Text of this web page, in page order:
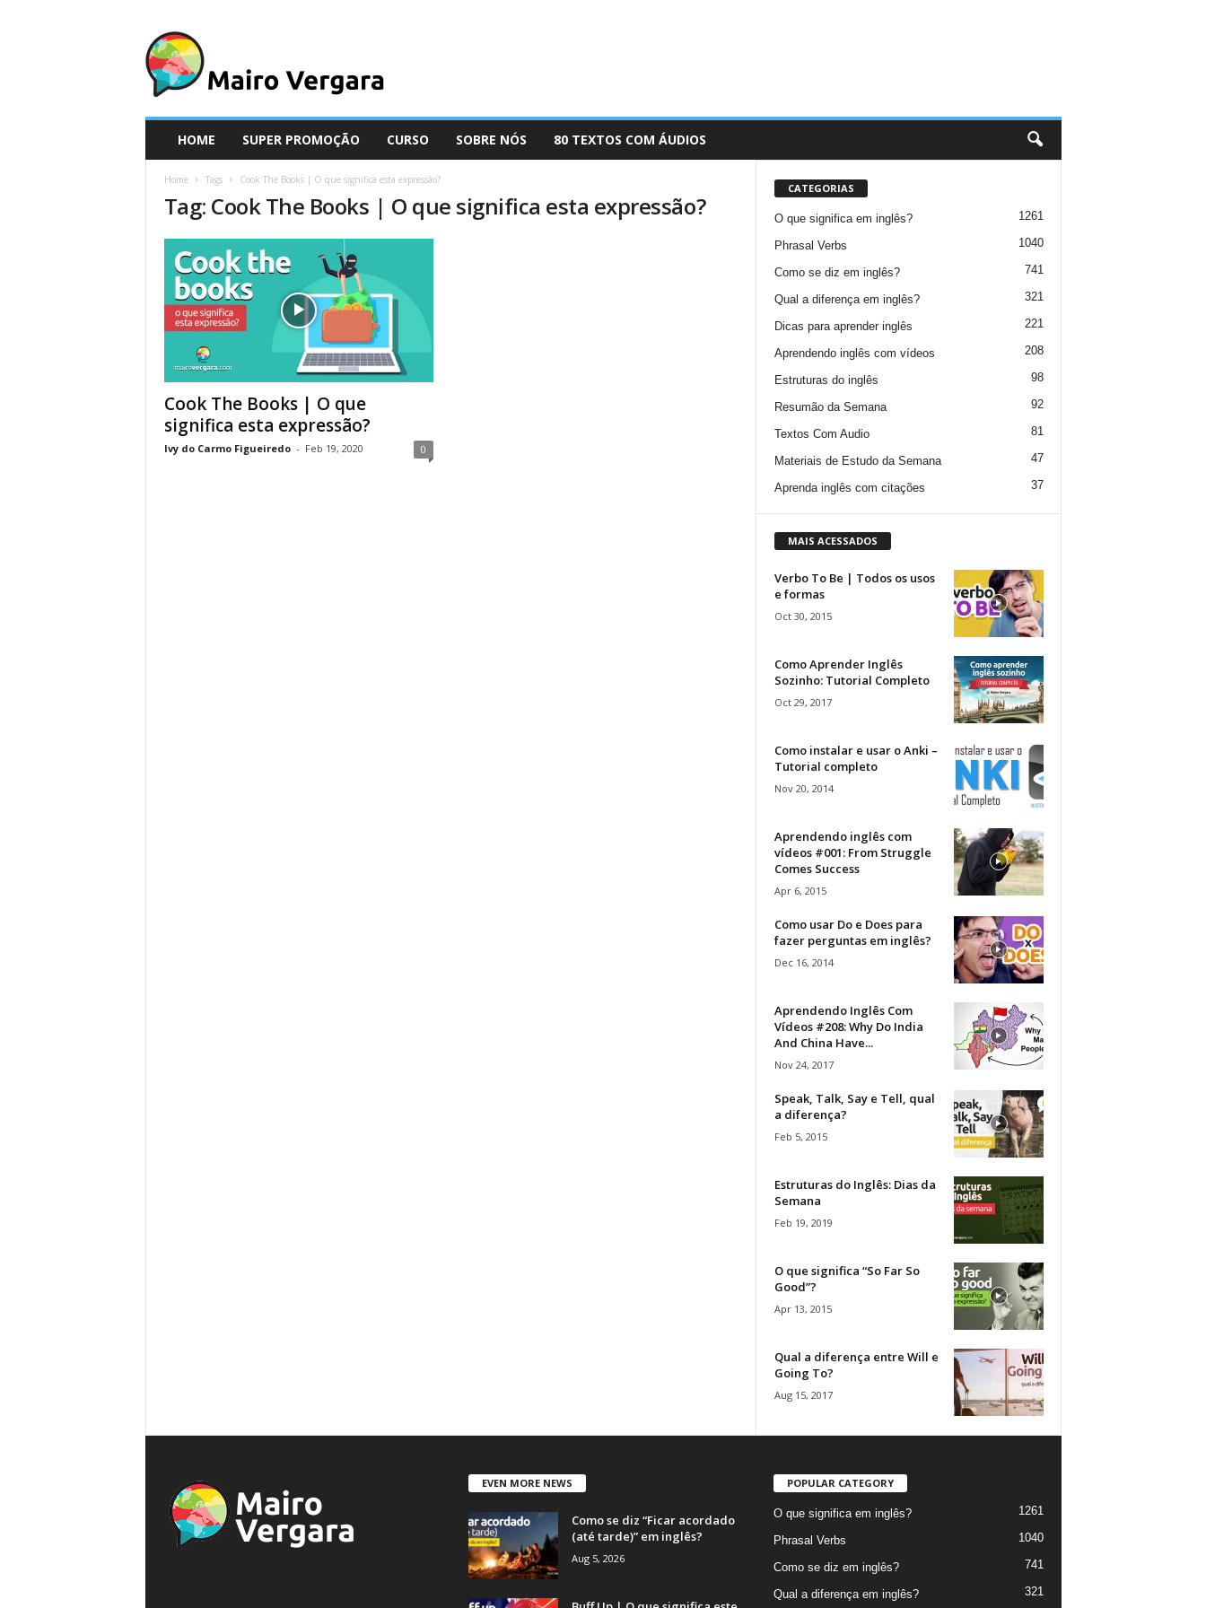
i
r
HOME SUPER PROMOÇÃO CURSO SOBRE NÓS 80 TEXTOS COM ÁUDIOS
Home Tags Cook The Books | O que significa esta expressão?
Tag: Cook The Books | O que significa esta expressão?
Cook The Books | O que
significa esta expressão?
Ivy do Carmo Figueiredo - Feb 19, 2020 0
CATEGORIAS
O que significa em inglês? 1261
Phrasal Verbs 1040
Como se diz em inglês? 741
Qual a diferença em inglês? 321
Dicas para aprender inglês 221
Aprendendo inglês com vídeos 208
Estruturas do inglês 98
Resumão da Semana 92
Textos Com Audio 81
Materiais de Estudo da Semana 47
Aprenda inglês com citações 37
MAIS ACESSADOS
Verbo To Be | Todos os usos
e formas
Oct 30, 2015
Como Aprender Inglês
Sozinho: Tutorial Completo
Oct 29, 2017
Como instalar e usar o Anki –
Tutorial completo
Nov 20, 2014
Aprendendo inglês com
vídeos #001: From Struggle
Comes Success
Apr 6, 2015
Como usar Do e Does para
fazer perguntas em inglês?
Dec 16, 2014
Aprendendo Inglês Com
Vídeos #208: Why Do India
And China Have...
Nov 24, 2017
Speak, Talk, Say e Tell, qual
a diferença?
Feb 5, 2015
Estruturas do Inglês: Dias da
Semana
Feb 19, 2019
O que significa “So Far So
Good”?
Apr 13, 2015
Qual a diferença entre Will e
Going To?
Aug 15, 2017
EVEN MORE NEWS
Como se diz “Ficar acordado
(até tarde)” em inglês?
Aug 5, 2026
POPULAR CATEGORY
O que significa em inglês? 1261
Phrasal Verbs 1040
Como se diz em inglês? 741
Qual a diferença em inglês? 321